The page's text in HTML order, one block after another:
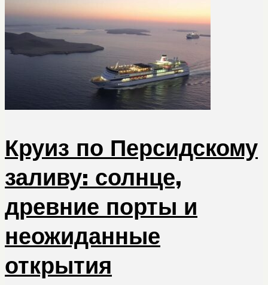
Круиз по Персидскому
заливу: солнце,
древние порты и
неожиданные
открытия